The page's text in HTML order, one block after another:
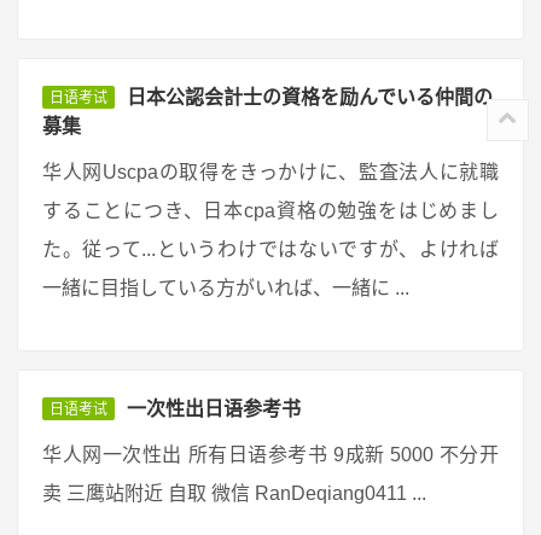
日语考试
日本公認会計士の資格を励んでいる仲間の
募集
华人网Uscpaの取得をきっかけに、監査法人に就職
することにつき、日本cpa資格の勉強をはじめまし
た。従って...というわけではないですが、よければ
一緒に目指している方がいれば、一緒に ...
日语考试 一次性出日语参考书
华人网一次性出 所有日语参考书 9成新 5000 不分开
卖 三鹰站附近 自取 微信 RanDeqiang0411 ...